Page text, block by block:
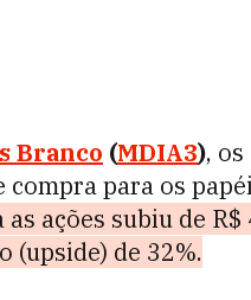
Branco (MDIA3),
para os
ações subiu de R$
(upside) de 32%.